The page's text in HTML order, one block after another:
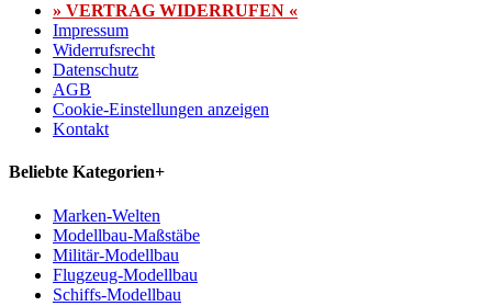
» VERTRAG WIDERRUFEN «
Impressum
Widerrufsrecht
Datenschutz
AGB
Cookie-Einstellungen anzeigen
Kontakt
Beliebte Kategorien+
Marken-Welten
Modellbau-Maßstäbe
Militär-Modellbau
Flugzeug-Modellbau
Schiffs-Modellbau